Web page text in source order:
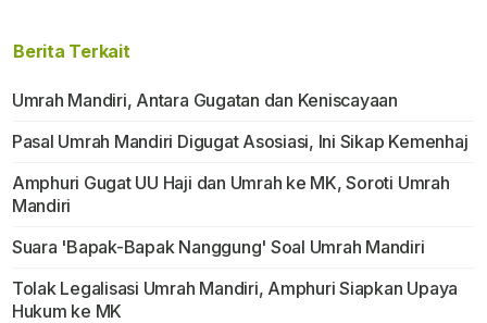
Berita Terkait
Umrah Mandiri, Antara Gugatan dan Keniscayaan
Pasal Umrah Mandiri Digugat Asosiasi, Ini Sikap Kemenhaj
Amphuri Gugat UU Haji dan Umrah ke MK, Soroti Umrah
Mandiri
Suara 'Bapak-Bapak Nanggung' Soal Umrah Mandiri
Tolak Legalisasi Umrah Mandiri, Amphuri Siapkan Upaya
Hukum ke MK